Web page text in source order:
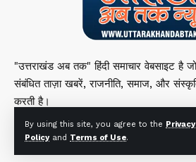
By using this site, you agree to the Privacy
Policyand Terms of Use.
"उत्तराखंड अब तक" हिंदी समाचार वेबसाइट है
संबंधित ताज़ा खबरें, राजनीति, समाज, और
करती है।